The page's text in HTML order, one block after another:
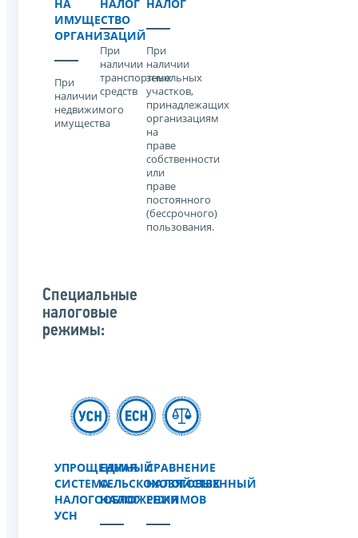
НА
ИМУЩЕСТВО
ОРГАНИЗАЦИЙ
При
наличии
недвижимого
имущества
НАЛОГ
При
наличии
транспортных
средств
НАЛОГ
При
наличии
земельных
участков,
принадлежащих
организациям
на
праве
собственности
или
праве
постоянного
(бессрочного)
пользования.
Специальные
налоговые
режимы:
УПРОЩЕННАЯ
СИСТЕМА
НАЛОГООБЛОЖЕНИЯ
УСН
ЕДИНЫЙ
СЕЛЬСКОХОЗЯЙСТВЕННЫЙ
НАЛОГ
СРАВНЕНИЕ
НАЛОГОВЫХ
РЕЖИМОВ